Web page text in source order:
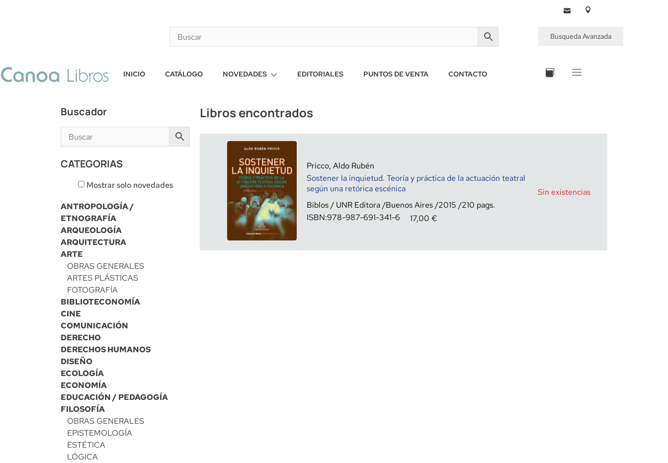
Busqueda Avanzada
INICIO CATÁLOGO NOVEDADES EDITORIALES PUNTOS DE VENTA CONTACTO
Buscador
CATEGORIAS
Mostrar solo novedades
ANTROPOLOGÍA /
ETNOGRAFÍA
ARQUEOLOGÍA
ARQUITECTURA
ARTE
OBRAS GENERALES
ARTES PLÁSTICAS
FOTOGRAFÍA
BIBLIOTECONOMÍA
CINE
COMUNICACIÓN
DERECHO
DERECHOS HUMANOS
DISEÑO
ECOLOGÍA
ECONOMÍA
EDUCACIÓN / PEDAGOGÍA
FILOSOFÍA
OBRAS GENERALES
EPISTEMOLOGÍA
ESTÉTICA
LÓGICA
Libros encontrados
Pricco, Aldo Rubén
Sostener la inquietud. Teoría y práctica de la actuación teatral
según una retórica escénica
Biblos / UNR Editora Buenos Aires 2015
210
ISBN:978-987-691-341-6 17,00 €
Sin existencias